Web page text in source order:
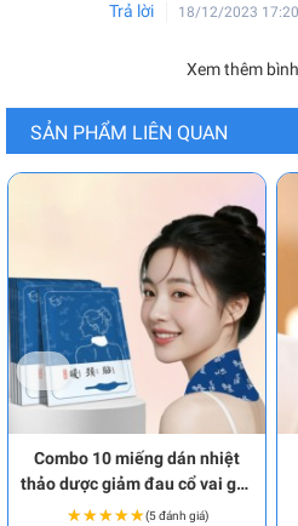
Trả lời 18/12/2023 17:20
Xem thêm
SẢN PHẨM LIÊN QUAN
Combo 10 miếng dán nhiệt
thảo dược giảm đau cổ vai gáy
an toàn BA1872
★★★★★
★★★★★(5 đánh giá)